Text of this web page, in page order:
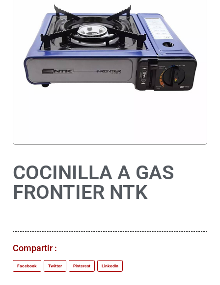
COCINILLA A GAS
FRONTIER NTK
Compartir :
Facebook Twitter Pinterest LinkedIn